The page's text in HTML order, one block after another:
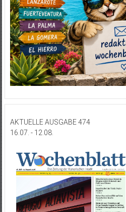
AKTUELLE AUSGABE 474
16.07. - 12.08.